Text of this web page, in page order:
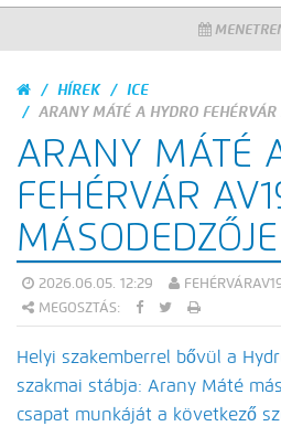
HÍREK
ICE
ARANY MÁTÉ A HYDRO
ARANY MÁTÉ
FEHÉRVÁR
MÁSODEDZŐJE
2026.06.05. 12:29
MEGOSZTÁS:
Helyi szakemberrel bővül a
szakmai stábja: Arany Máté
csapat munkáját a következő